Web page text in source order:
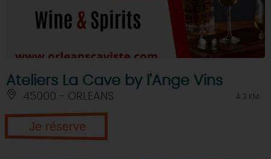
Ateliers La Cave by l'Ange Vins
45000 - ORLEANS À 3 KM
Je réserve